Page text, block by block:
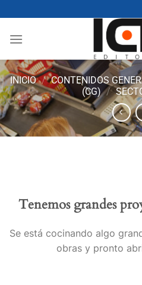
al
contenido
INICIO / CONTENIDOS
(CG) /
Tenemos grandes
Se está cocinando algo
obras y pronto